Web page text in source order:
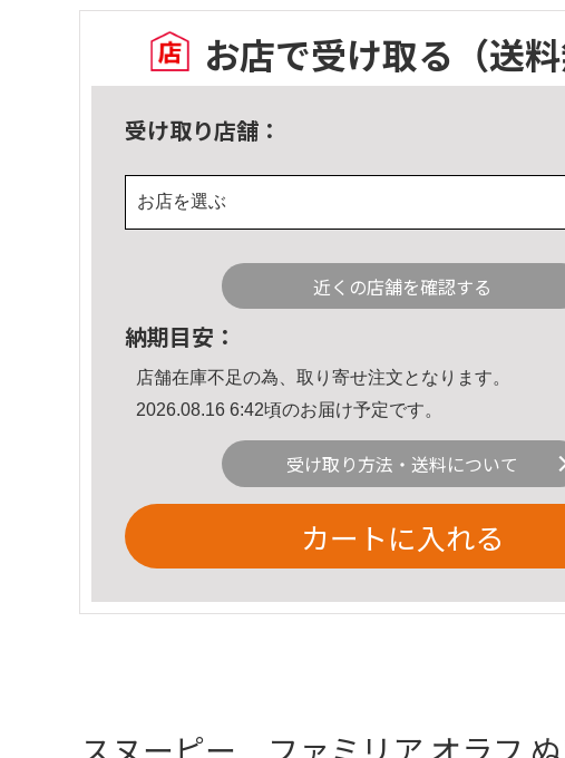
お店で受け取る （送
受け取り店舗：
お店を選ぶ
近くの店舗を確認する
納期目安：
店舗在庫不足の為、取り寄せ注文となります。
2026.08.16 6:42頃のお届け予定です。
受け取り方法・送料について
カートに入れる
スヌーピー ファミリア オラフ ぬ